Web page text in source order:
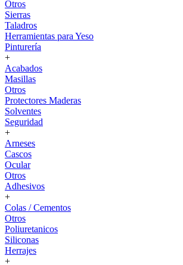
Otros
Sierras
Taladros
Herramientas para Yeso
Pinturería
+
Acabados
Masillas
Otros
Protectores Maderas
Solventes
Seguridad
+
Arneses
Cascos
Ocular
Otros
Adhesivos
+
Colas / Cementos
Otros
Poliuretanicos
Siliconas
Herrajes
+